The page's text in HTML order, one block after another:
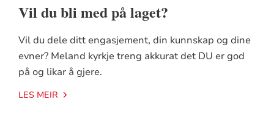
Vil du bli med på laget?
Vil du dele ditt engasjement, din kunnskap og dine
evner? Meland kyrkje treng akkurat det DU er god
på og likar å gjere.
LES MEIR